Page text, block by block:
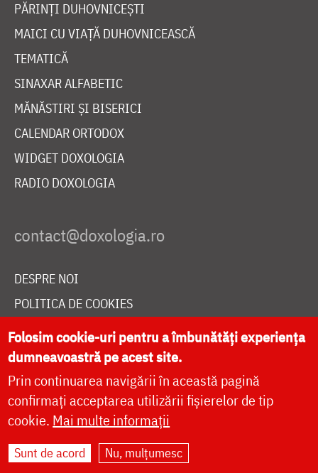
PĂRINȚI DUHOVNICEȘTI
MAICI CU VIAȚĂ DUHOVNICEASCĂ
TEMATICĂ
SINAXAR ALFABETIC
MĂNĂSTIRI ȘI BISERICI
CALENDAR ORTODOX
WIDGET DOXOLOGIA
RADIO DOXOLOGIA
DESPRE NOI
POLITICA DE COOKIES
DONEAZĂ ONLINE PENTRU CATEDRALA NAȚIONALĂ
LIVE
Site dezvoltat deDOXOLOGIA MEDIA
Folosim cookie-uri pentru a îmbunătăți experiența
dumneavoastră pe acest site.
Prin continuarea navigării în această pagină
confirmați acceptarea utilizării fișierelor de tip
cookie. Mai multe informații
Sunt de acord Nu, mulțumesc